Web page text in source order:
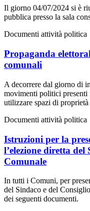
Il giorno 04/07/2024 si è
pubblica presso la sala
Documenti attività politica
Propaganda
comunali
A decorrere dal giorno di
movimenti politici presenti
utilizzare spazi di
Documenti attività politica
Istruzioni per la
l’elezione diretta del
Comunale
In tutti i Comuni, per
del Sindaco e del
dei seguenti documenti.